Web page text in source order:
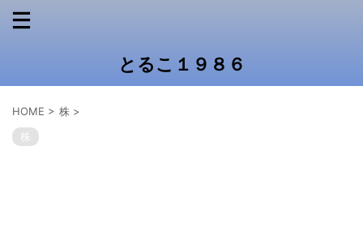
とるこ１９８６
HOME > 株 >
株